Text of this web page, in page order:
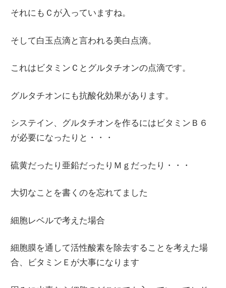
それにもＣが入っていますね。
そして白玉点滴と言われる美白点滴。
これはビタミンＣとグルタチオンの点滴です。
グルタチオンにも抗酸化効果があります。
システイン、グルタチオンを作るにはビタミンＢ６
が必要になったりと・・・
硫黄だったり亜鉛だったりＭｇだったり・・・
大切なことを書くのを忘れてました
細胞レベルで考えた場合
細胞膜を通して活性酸素を除去することを考えた場
合、ビタミンＥが大事になります